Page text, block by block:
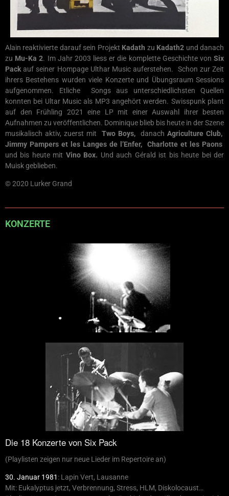
Alain reaktivierte darauf sein Projekt Kadath zu Kadath2 und danach
zu Mu-Ka 2. Im Jahr 2003 liess er die komplette Geschichte vonSix
Packauf seiner Hompage Ulthar Music auferstehen. Schon zur Zeit
ihrers Bestehens wurden viele Konzerte und Übungsraum Sessions
aufgenommen. Etliche Songs aus unterschiedlichsten Quellen
konnten bei Ultar Music als MP3 angehört werden. Swisspunk plant
auf den Frühling 2021 eine LP mit einer Auswahl ihrer besten
Aufnahmen zu veröffentlichen. Dominique blieb bis heute in der Szene
musikalisch aktiv, zuerst mit Two Boys, danach Agriculture Club,
Jimmy Pampers et les Langes de l’Enfer, Charlotte et les Paons
und bis heute mit Vino Box. Und auch Gérald ist bis heute bei der
Muisk geblieben.
© 2020 Lurker Grand
KONZERTE
Die 18 Konzerte von Six Pack
(Playlisten zeigen nur neue Lieder im Repertoire an)
30. Januar 1981 : Lapin Vert, Lausanne
Mit: Eukalyptus jetzt, Verbrennung, Stress, HLM, Diskolocaust…